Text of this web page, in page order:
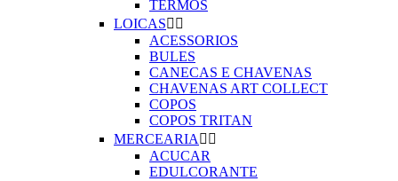
TERMOS
LOICAS 
ACESSORIOS
BULES
CANECAS E CHAVENAS
CHAVENAS ART COLLECT
COPOS
COPOS TRITAN
MERCEARIA  
ACUCAR
EDULCORANTE